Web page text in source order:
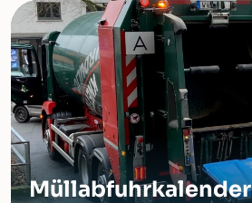
Müllabfuhrkalender